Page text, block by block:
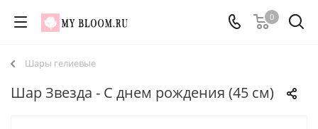
0
Шары гелиевые
Шар Звезда - С днем рождения (45 см)